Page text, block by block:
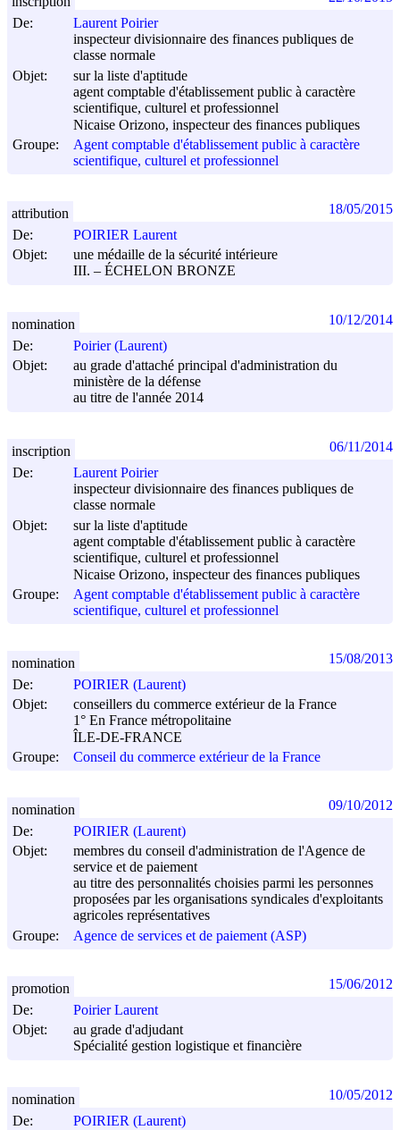
De:
Laurent Poirier
inspecteur divisionnaire des finances publiques de
classe normale
Objet:
sur la liste d'aptitude
agent comptable d'établissement public à caractère
scientifique, culturel et professionnel
Nicaise Orizono, inspecteur des finances publiques
Groupe:
Agent comptable d'établissement public à caractère
scientifique, culturel et professionnel
De:
POIRIER Laurent
Objet:
une médaille de la sécurité intérieure
III. – ÉCHELON BRONZE
attribution 18/05/2015
De:
Poirier (Laurent)
Objet:
au grade d'attaché principal d'administration du
ministère de la défense
au titre de l'année 2014
nomination 10/12/2014
De:
Laurent Poirier
inspecteur divisionnaire des finances publiques de
classe normale
Objet:
sur la liste d'aptitude
agent comptable d'établissement public à caractère
scientifique, culturel et professionnel
Nicaise Orizono, inspecteur des finances publiques
Groupe:
Agent comptable d'établissement public à caractère
scientifique, culturel et professionnel
inscription 06/11/2014
De:
POIRIER (Laurent)
Objet:
conseillers du commerce extérieur de la France
1° En France métropolitaine
ÎLE-DE-FRANCE
Groupe:
Conseil du commerce extérieur de la France
nomination 15/08/2013
De:
POIRIER (Laurent)
Objet:
membres du conseil d'administration de l'Agence de
service et de paiement
au titre des personnalités choisies parmi les personnes
proposées par les organisations syndicales d'exploitants
agricoles représentatives
Groupe:
Agence de services et de paiement (ASP)
nomination 09/10/2012
De:
Poirier Laurent
Objet:
au grade d'adjudant
Spécialité gestion logistique et financière
promotion 15/06/2012
De:
POIRIER (Laurent)
nomination 10/05/2012